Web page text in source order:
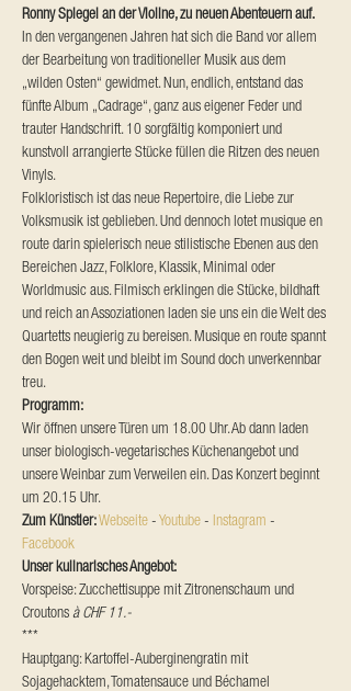
Ronny Spiegel an der Violine, zu neuen Abenteuern auf.
In den vergangenen Jahren hat sich die Band vor allem
der Bearbeitung von traditioneller Musik aus dem
„wilden Osten“ gewidmet. Nun, endlich, entstand das
fünfte Album „Cadrage“, ganz aus eigener Feder und
trauter Handschrift. 10 sorgfältig komponiert und
kunstvoll arrangierte Stücke füllen die Ritzen des neuen
Vinyls.
Folkloristisch ist das neue Repertoire, die Liebe zur
Volksmusik ist geblieben. Und dennoch lotet musique en
route darin spielerisch neue stilistische Ebenen aus den
Bereichen Jazz, Folklore, Klassik, Minimal oder
Worldmusic aus. Filmisch erklingen die Stücke, bildhaft
und reich an Assoziationen laden sie uns ein die Welt des
Quartetts neugierig zu bereisen. Musique en route spannt
den Bogen weit und bleibt im Sound doch unverkennbar
treu.
Programm:
Wir öffnen unsere Türen um 18.00 Uhr. Ab dann laden
unser biologisch-vegetarisches Küchenangebot und
unsere Weinbar zum Verweilen ein. Das Konzert beginnt
um 20.15 Uhr.
Zum Künstler: Webseite - Youtube - Instagram -
Facebook
Unser kulinarisches Angebot:
Vorspeise: Zucchettisuppe mit Zitronenschaum und
Croutons à CHF 11.-
***
Hauptgang: Kartoffel-Auberginengratin mit
Sojagehacktem, Tomatensauce und Béchamel